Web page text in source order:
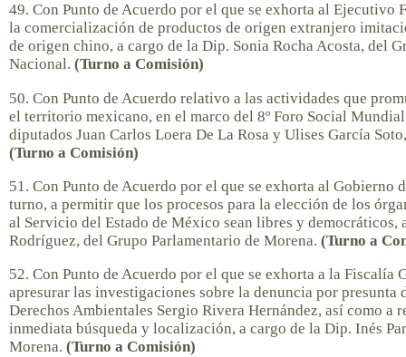
49. Con Punto de Acuerdo por el que se exhorta al Ejecutivo
la comercialización de productos de origen extranjero
de origen chino, a cargo de la Dip. Sonia Rocha Acosta, del
Nacional. (Turno a Comisión)
50. Con Punto de Acuerdo relativo a las actividades que
el territorio mexicano, en el marco del 8º Foro Social
diputados Juan Carlos Loera De La Rosa y Ulises García
(Turno a Comisión)
51. Con Punto de Acuerdo por el que se exhorta al
turno, a permitir que los procesos para la elección de los
al Servicio del Estado de México sean libres y democráticos,
Rodríguez, del Grupo Parlamentario de Morena. (Turno a
52. Con Punto de Acuerdo por el que se exhorta a la Fiscalía
apresurar las investigaciones sobre la denuncia por
Derechos Ambientales Sergio Rivera Hernández, así como a
inmediata búsqueda y localización, a cargo de la Dip. Inés
Morena. (Turno a Comisión)